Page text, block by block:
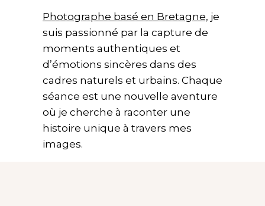
Photographe basé en Bretagne, je
suis passionné par la capture de
moments authentiques et
d’émotions sincères dans des
cadres naturels et urbains. Chaque
séance est une nouvelle aventure
où je cherche à raconter une
histoire unique à travers mes
images.